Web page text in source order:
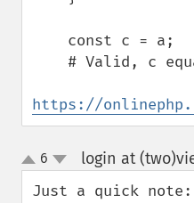
https://
up
down
6 login at
Just a quick note: